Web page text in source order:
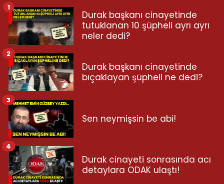
Durak başkanı cinayetinde
tutuklanan 10 şüpheli ayrı ayrı
neler dedi?
1
Durak başkanı cinayetinde
bıçaklayan şüpheli ne dedi?
2
Sen neymişsin be abi!
3
Durak cinayeti sonrasında acı
detaylara ODAK ulaştı!
4